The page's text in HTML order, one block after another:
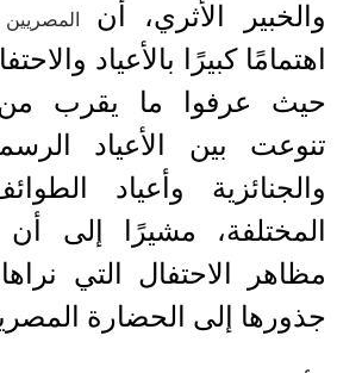
والخبير الأثري، أن
اهتمامًا كبيرًا بالأعياد
تنوعت بين الأعياد
والجنائزية وأعياد
المختلفة، مشيرًا إلى
مظاهر الاحتفال التي
جذورها إلى الحضارة